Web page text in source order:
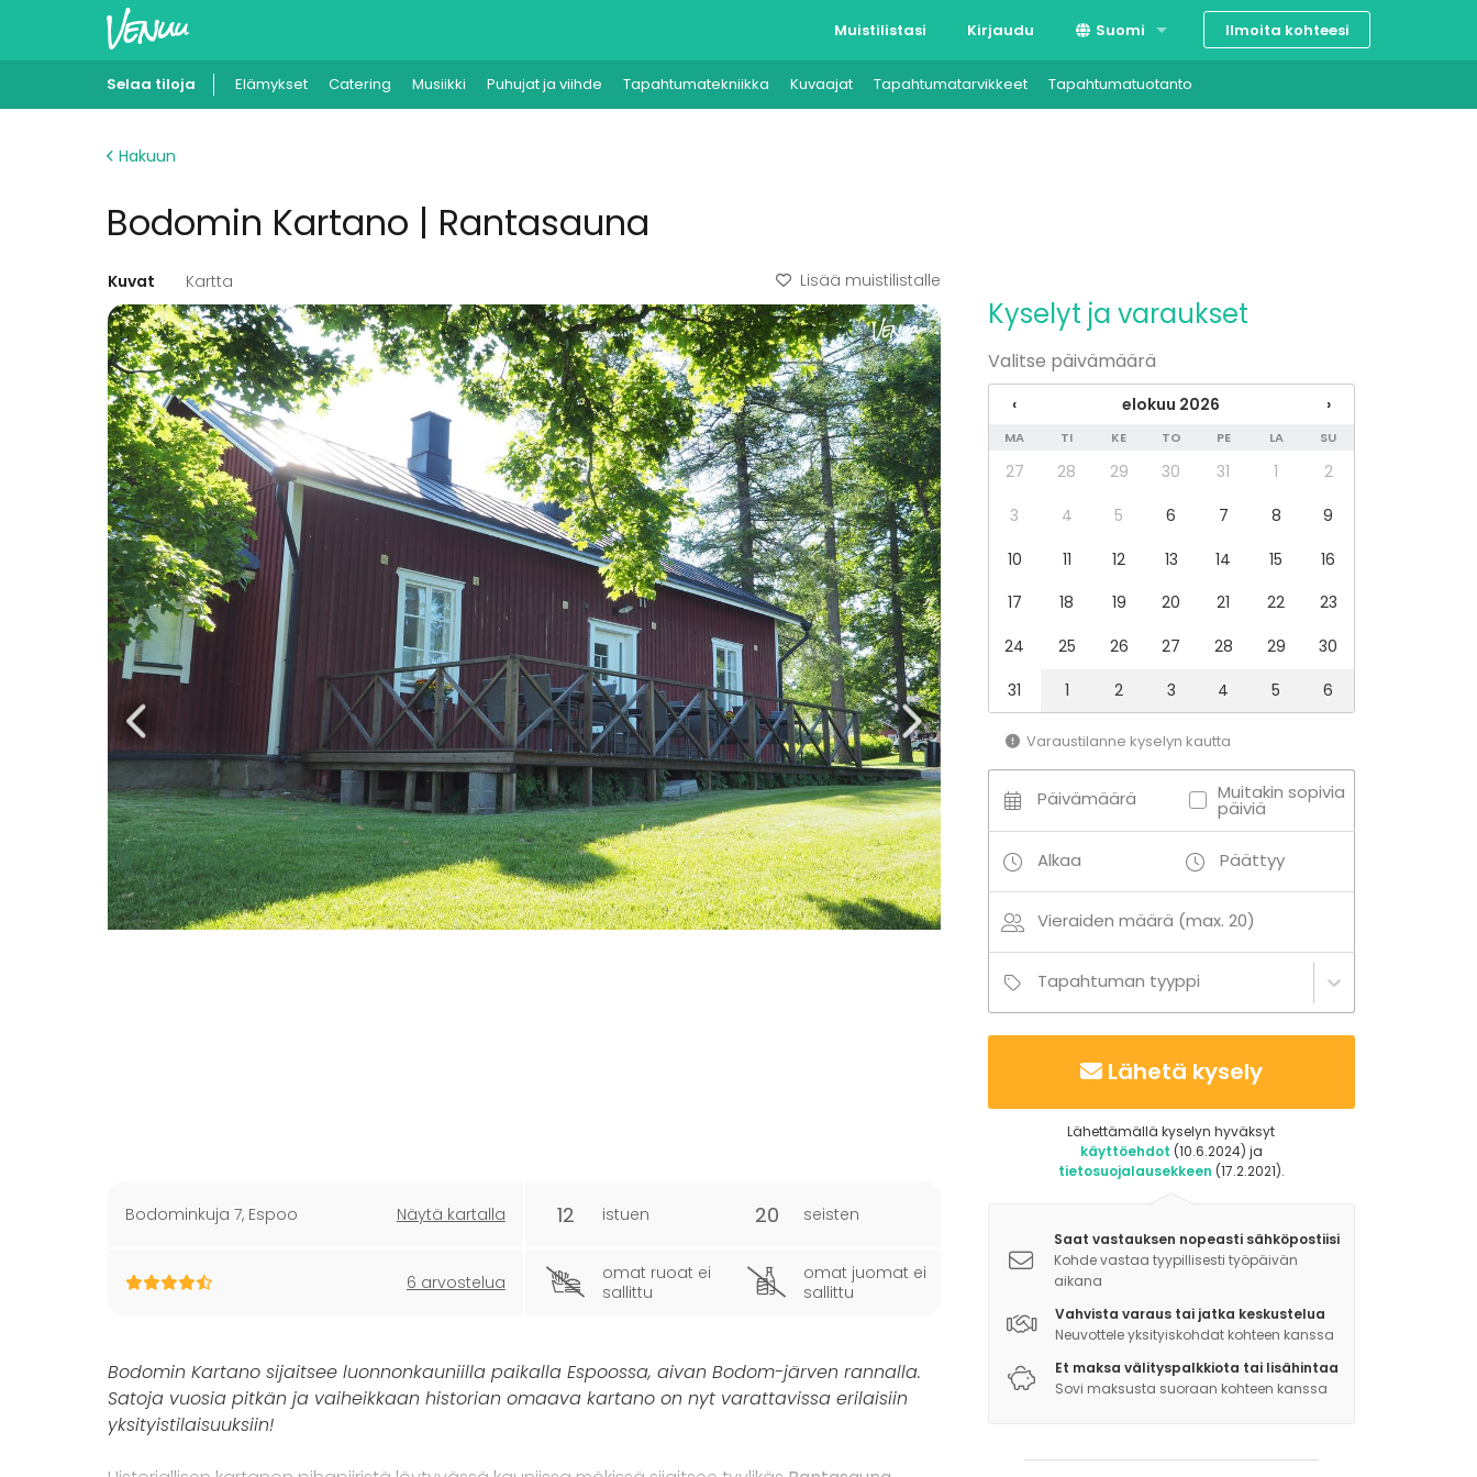
Muistilistasi Kirjaudu Suomi
Svenska
Ilmoita kohteesi
Selaa tiloja Elämykset Catering Musiikki Puhujat ja viihde Tapahtumatekniikka Kuvaajat Tapahtumatarvikkeet Tapahtumatuotanto
Hakuun
Bodomin Kartano | Rantasauna
Kuvat Kartta Lisää muistilistalle
Bodominkuja 7, Espoo Näytä kartalla
6 arvostelua
12 istuen 20 seisten
omat ruoat ei
sallittu
omat juomat ei
sallittu
Bodomin Kartano sijaitsee luonnonkauniilla paikalla Espoossa, aivan Bodom-järven rannalla.
Satoja vuosia pitkän ja vaiheikkaan historian omaava kartano on nyt varattavissa erilaisiin
yksityistilaisuuksiin!
Kyselyt ja varaukset
Valitse päivämäärä
‹ elokuu 2026 ›
MA TI KE TO PE LA SU
27 28 29 30 31 1
2
3
4 5 6 7 8
9
10
11 12 13 14 15
16
17
18 19 20 21 22
23
24
25 26 27 28 29
30
31
1 2 3 4 5 6
Varaustilanne kyselyn kautta
Päivämäärä Muitakin sopivia
päiviä
Alkaa Päättyy
Vieraiden määrä (max. 20)
Tapahtuman tyyppi
Lähetä kysely
Lähettämällä kyselyn hyväksyt
käyttöehdot (10.6.2024) ja
tietosuojalausekkeen (17.2.2021).
Saat vastauksen nopeasti sähköpostiisi
Kohde vastaa tyypillisesti työpäivän
aikana
Vahvista varaus tai jatka keskustelua
Neuvottele yksityiskohdat kohteen kanssa
Et maksa välityspalkkiota tai lisähintaa
Sovi maksusta suoraan kohteen kanssa